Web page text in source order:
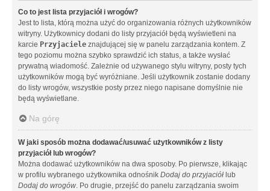
Co to jest lista przyjaciół i wrogów?
Jest to lista, którą można użyć do organizowania różnych użytkowników
witryny. Użytkownicy dodani do listy przyjaciół będą wyświetleni na
karcie Przyjaciele znajdującej się w panelu zarządzania kontem. Z
tego poziomu można szybko sprawdzić ich status, a także wysłać
prywatną wiadomość. Zależnie od używanego stylu witryny, posty tych
użytkowników mogą być wyróżniane. Jeśli użytkownik zostanie dodany
do listy wrogów, wszystkie posty przez niego napisane domyślnie nie
będą wyświetlane.
Na górę
W jaki sposób można dodawać/usuwać użytkowników z listy
przyjaciół lub wrogów?
Można dodawać użytkowników na dwa sposoby. Po pierwsze, klikając
w profilu wybranego użytkownika odnośnik Dodaj do przyjaciół lub
Dodaj do wrogów. Po drugie, przejść do panelu zarządzania swoim